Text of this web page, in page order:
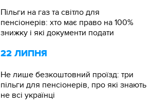
Пільги на газ та світло для
пенсіонерів: хто має право на 100%
знижку і які документи подати
22 ЛИПНЯ
Не лише безкоштовний проїзд: три
пільги для пенсіонерів, про які знають
не всі українці